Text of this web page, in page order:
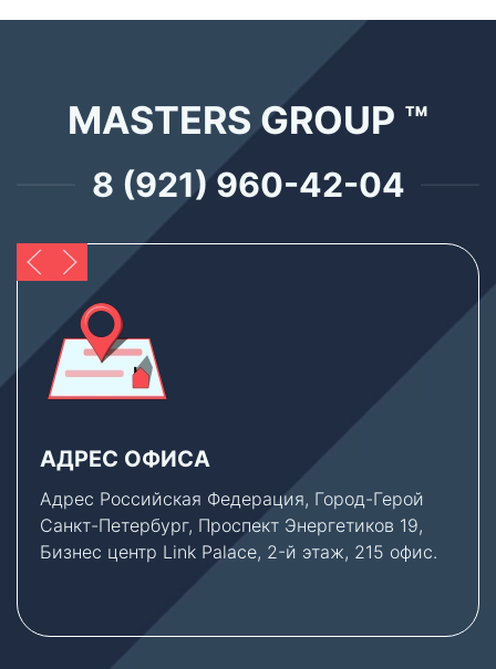
MASTERS GROUP ™
8 (921) 960-42-04
АДРЕС ОФИСА
Адрес Российская Федерация, Город-Герой
Санкт-Петербург, Проспект Энергетиков 19,
Бизнес центр Link Palace, 2-й этаж, 215 офис.